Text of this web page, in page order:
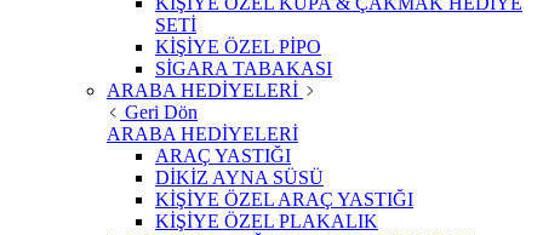
SETİ
KİŞİYE ÖZEL PİPO
SİGARA TABAKASI
ARABA HEDİYELERİ
Geri Dön
ARABA HEDİYELERİ
ARAÇ YASTIĞI
DİKİZ AYNA SÜSÜ
KİŞİYE ÖZEL ARAÇ YASTIĞI
KİŞİYE ÖZEL PLAKALIK